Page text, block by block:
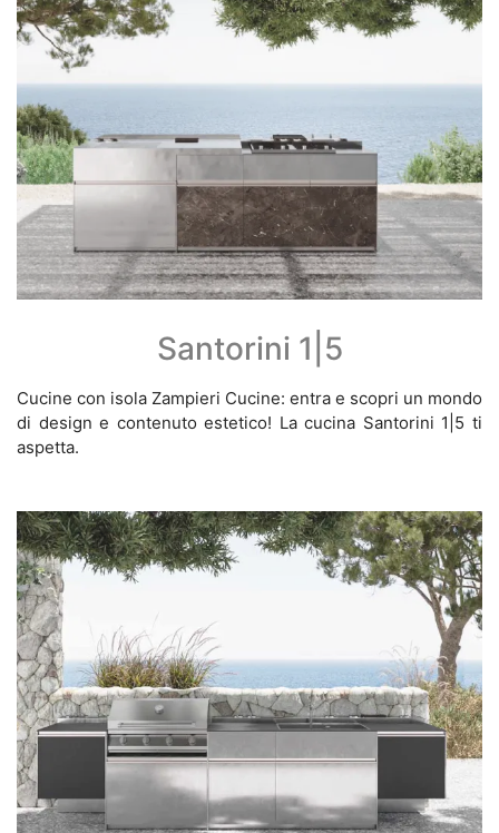
Santorini 1|5
Cucine con isola Zampieri Cucine: entra e scopri un mondo
di design e contenuto estetico! La cucina Santorini 1|5 ti
aspetta.